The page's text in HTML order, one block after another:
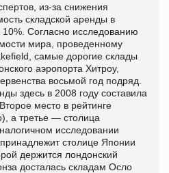
из-за снижения
складской аренды в
Согласно исследованию
мира, проведенному
самые дорогие склады
аэропорта Хитроу,
восьмой год подряд.
здесь в 2008 году составила
место в рейтинге
а третье — столица
исследовании
столице Японии
держится лондонский
досталась складам Осло